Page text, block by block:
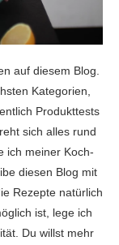
auf diesem Blog.
Kategorien,
Produkttests
sich alles rund
ich meiner Koch-
diesen Blog mit
Rezepte natürlich
ist, lege ich
Du willst mehr